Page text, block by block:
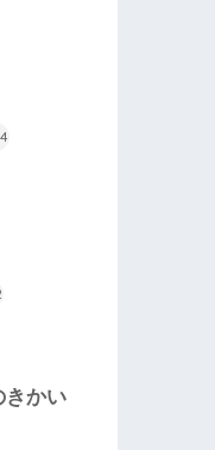
きかい